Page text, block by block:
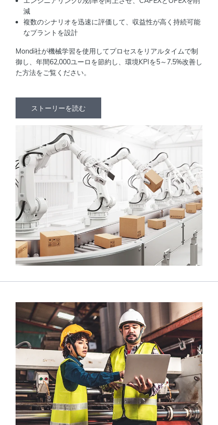
減
複数のシナリオを迅速に評価して、収益性が高く持続可能
なプラントを設計
Mondi社が機械学習を使用してプロセスをリアルタイムで制
御し、年間62,000ユーロを節約し、環境KPIを5～7.5%改善し
た方法をご覧ください。
ストーリーを読む